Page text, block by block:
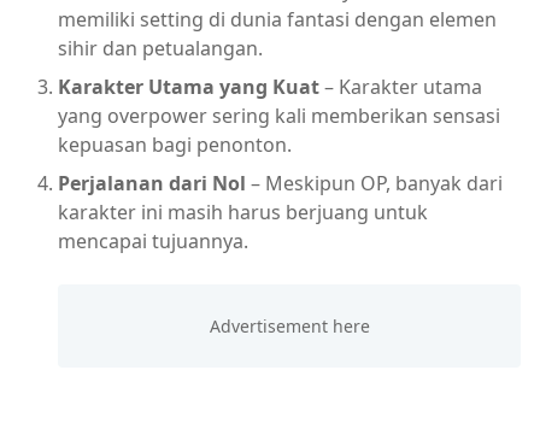
memiliki setting di dunia fantasi dengan elemen
sihir dan petualangan.
Karakter Utama yang Kuat– Karakter utama
yang overpower sering kali memberikan sensasi
kepuasan bagi penonton.
Perjalanan dari Nol – Meskipun OP, banyak dari
karakter ini masih harus berjuang untuk
mencapai tujuannya.